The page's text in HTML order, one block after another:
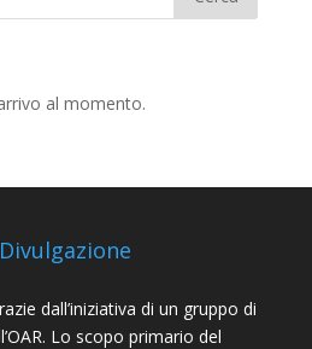
al momento.
dall’iniziativa di un gruppo di
Lo scopo primario del